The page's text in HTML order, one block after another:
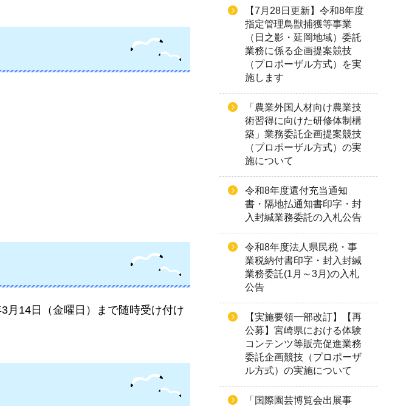
月14日（金曜日）まで随時受け付け
【7月28日更新】令和8年度
指定管理鳥獣捕獲等事業
（日之影・延岡地域）委託
業務に係る企画提案競技
（プロポーザル方式）を実
施します
「農業外国人材向け農業技
術習得に向けた研修体制構
築」業務委託企画提案競技
（プロポーザル方式）の実
施について
令和8年度還付充当通知
書・隔地払通知書印字・封
入封緘業務委託の入札公告
令和8年度法人県民税・事
業税納付書印字・封入封緘
業務委託(1月～3月)の入札
公告
【実施要領一部改訂】【再
公募】宮崎県における体験
コンテンツ等販売促進業務
委託企画競技（プロポーザ
ル方式）の実施について
「国際園芸博覧会出展事